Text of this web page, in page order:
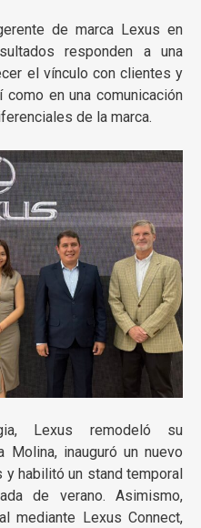
de marca Lexus en
responden a una
el vínculo con clientes y
en una comunicación
de la marca.
Lexus remodeló su
Molina, inauguró un nuevo
habilitó un stand temporal
de verano. Asimismo,
mediante Lexus Connect,